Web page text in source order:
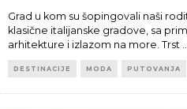
Grad u kom su šopingovali naši
klasične italijanske gradove, sa
arhitekture i izlazom na more. Trst
DESTINACIJE MODA PUTOVANJA